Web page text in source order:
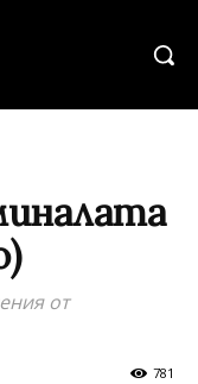
от
781